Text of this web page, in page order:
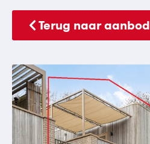
Terug naar aanbod